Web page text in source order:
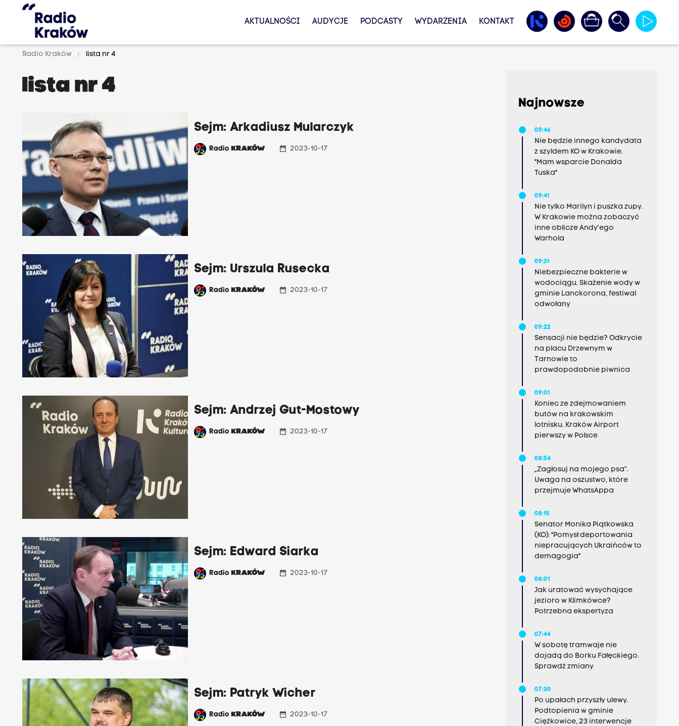
AKTUALNOŚCI AUDYCJE PODCASTY WYDARZENIA KONTAKT
Radio Kraków lista nr 4
lista nr 4
Sejm: Arkadiusz Mularczyk
RadioKRAKÓW date_range 2023-10-17
Sejm: Urszula Rusecka
RadioKRAKÓW date_range 2023-10-17
Sejm: Andrzej Gut-Mostowy
RadioKRAKÓW date_range 2023-10-17
Sejm: Edward Siarka
RadioKRAKÓW date_range 2023-10-17
Sejm: Patryk Wicher
RadioKRAKÓW date_range 2023-10-17
Najnowsze
09:46
Nie będzie innego kandydata
z szyldem KO w Krakowie.
"Mam wsparcie Donalda
Tuska"
09:41
Nie tylko Marilyn i puszka zupy.
W Krakowie można zobaczyć
inne oblicze Andy'ego
Warhola
09:31
Niebezpieczne bakterie w
wodociągu. Skażenie wody w
gminie Lanckorona, festiwal
odwołany
09:22
Sensacji nie będzie? Odkrycie
na placu Drzewnym w
Tarnowie to
prawdopodobnie piwnica
09:01
Koniec ze zdejmowaniem
butów na krakowskim
lotnisku. Kraków Airport
pierwszy w Polsce
08:54
„Zagłosuj na mojego psa”.
Uwaga na oszustwo, które
przejmuje WhatsAppa
08:15
Senator Monika Piątkowska
(KO): "Pomysł deportowania
niepracujących Ukraińców to
demagogia"
08:01
Jak uratować wysychające
jezioro w Klimkówce?
Potrzebna ekspertyza
07:44
W sobotę tramwaje nie
dojadą do Borku Fałęckiego.
Sprawdź zmiany
07:30
Po upałach przyszły ulewy.
Podtopienia w gminie
Ciężkowice, 23 interwencje